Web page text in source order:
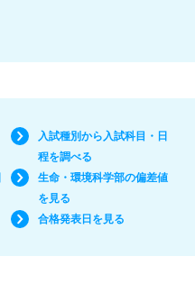
入試種別から入試科目・日
程を調べる
生命・環境科学部の偏差値
を見る
合格発表日を見る